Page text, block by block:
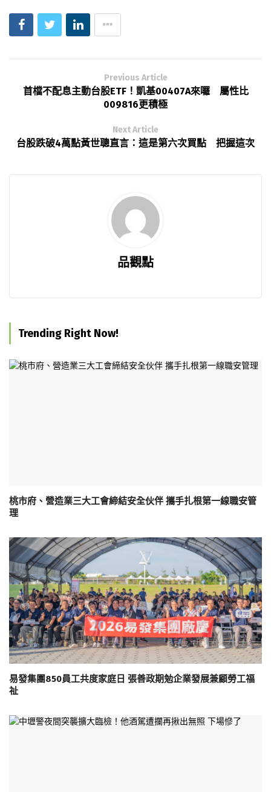
Previous Article
首檔不配息主動台股ETF！凱基00407A來囉 屬性比
009816更積極
Next Article
台股跌破4萬點黃世聰直言：這是第六次買點 把握這次
品觀點
Trending Right Now!
桃市府、營造業三大工會締結安全伙伴 攜手扎根第一線職安管
理
易發集團850員工共度家庭日 張善政期勉企業發展兼顧勞工福
祉